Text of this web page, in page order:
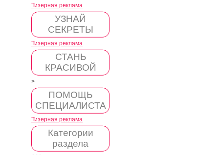
Тизерная реклама
УЗНАЙ
СЕКРЕТЫ
Тизерная реклама
СТАНЬ
КРАСИВОЙ
>
ПОМОЩЬ
СПЕЦИАЛИСТА
Тизерная реклама
Категории
раздела